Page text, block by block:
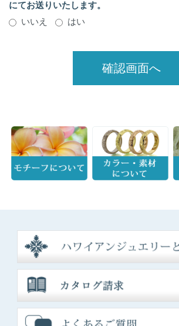
にてお送りいたします。
いいえ
はい
確認画面へ